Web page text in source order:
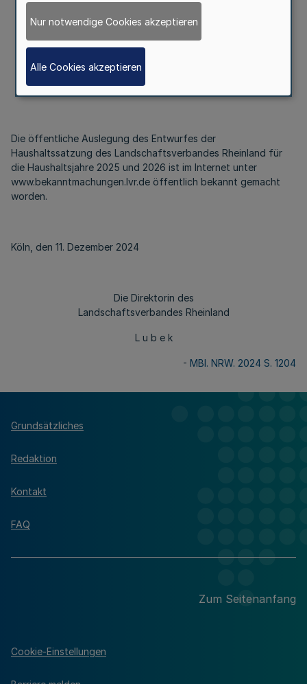
Bekanntmachung
Vom 11. Dezember 2024
Die öffentliche Auslegung des Entwurfes der
Haushaltssatzung des Landschaftsverbandes Rheinland für
die Haushaltsjahre 2025 und 2026 ist im Internet unter
www.bekanntmachungen.lvr.de öffentlich bekannt gemacht
worden.
Köln, den 11. Dezember 2024
Die Direktorin des
Landschaftsverbandes Rheinland
L u b e k
- MBl. NRW. 2024 S. 1204
Grundsätzliches
Redaktion
Kontakt
FAQ
Zum Seitenanfang
Cookie-Einstellungen
Nur notwendige Cookies akzeptieren
Alle Cookies akzeptieren